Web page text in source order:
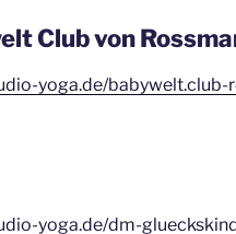
Club von
yoga.de/babywelt.club-
yoga.de/dm-